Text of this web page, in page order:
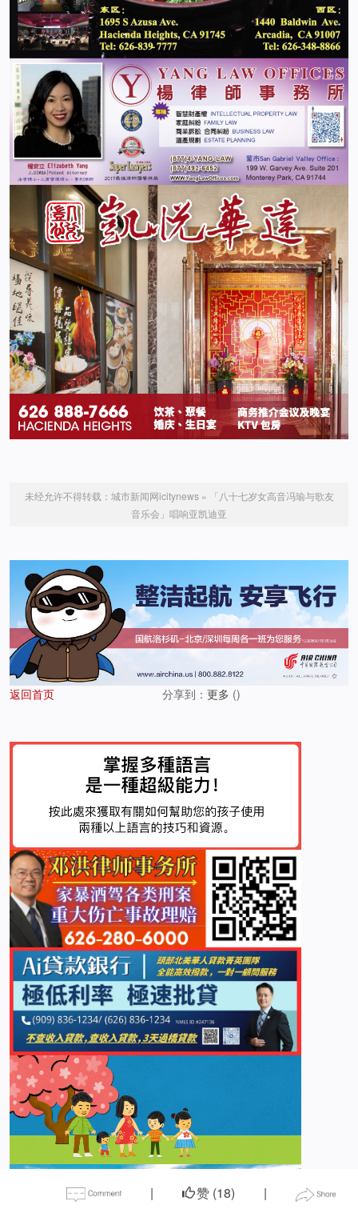
未经允许不得转载： 城市新闻网icitynews»
「八十七岁女高音冯瑜与歌友
音乐会」唱响亚凯迪亚
返回首页 分享到： 更多 ()
| 赞 (18) |